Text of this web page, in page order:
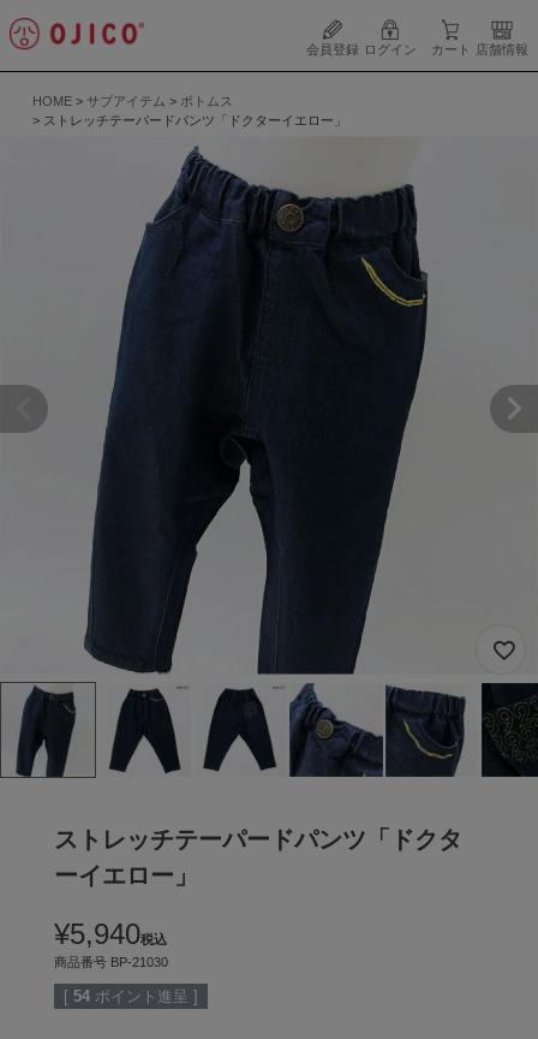
会員登録 ログイン カート 店舗情報
HOME サブアイテム
ボトムス
ストレッチテーパードパンツ「ドクターイエロー」
ストレッチテーパードパンツ「ドクタ
ーイエロー」
¥5,940税込
商品番号 BP-21030
[ 54 ポイント進呈 ]